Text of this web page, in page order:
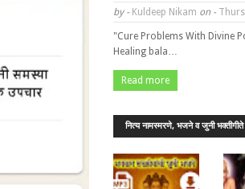
by - Kuldeep Nikam on -
"Cure Problems With Divine
Healing bala…
Read more
नित्य नामस्मरणे, भजने व जुनी